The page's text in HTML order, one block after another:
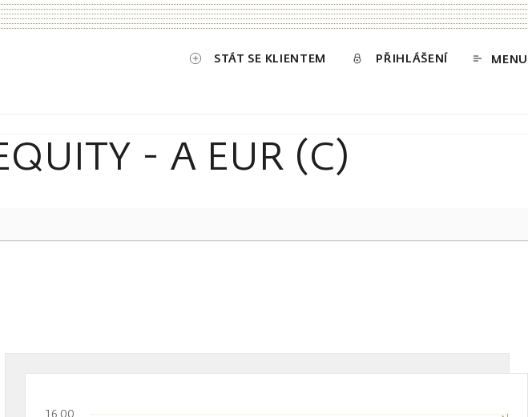
STÁT SE KLIENTEM PŘIHLÁŠENÍ MENU
- A EUR (C)
16,00